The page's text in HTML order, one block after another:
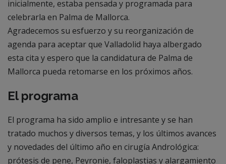
inicialmente, estaba pensada y programada para
celebrarla en Palma de Mallorca.
Agradecemos su esfuerzo y su reorganización de
agenda para aceptar que Valladolid haya albergado
esta cita y espero que la candidatura de Palma de
Mallorca pueda retomarse en los próximos años.
El programa
El programa ha sido amplio e intresante y se han
tratado muchos y diversos temas, y los últimos avances
y novedades del último año en cirugía Andrológica:
prótesis de pene, Peyronie, faloplastias y alargamiento